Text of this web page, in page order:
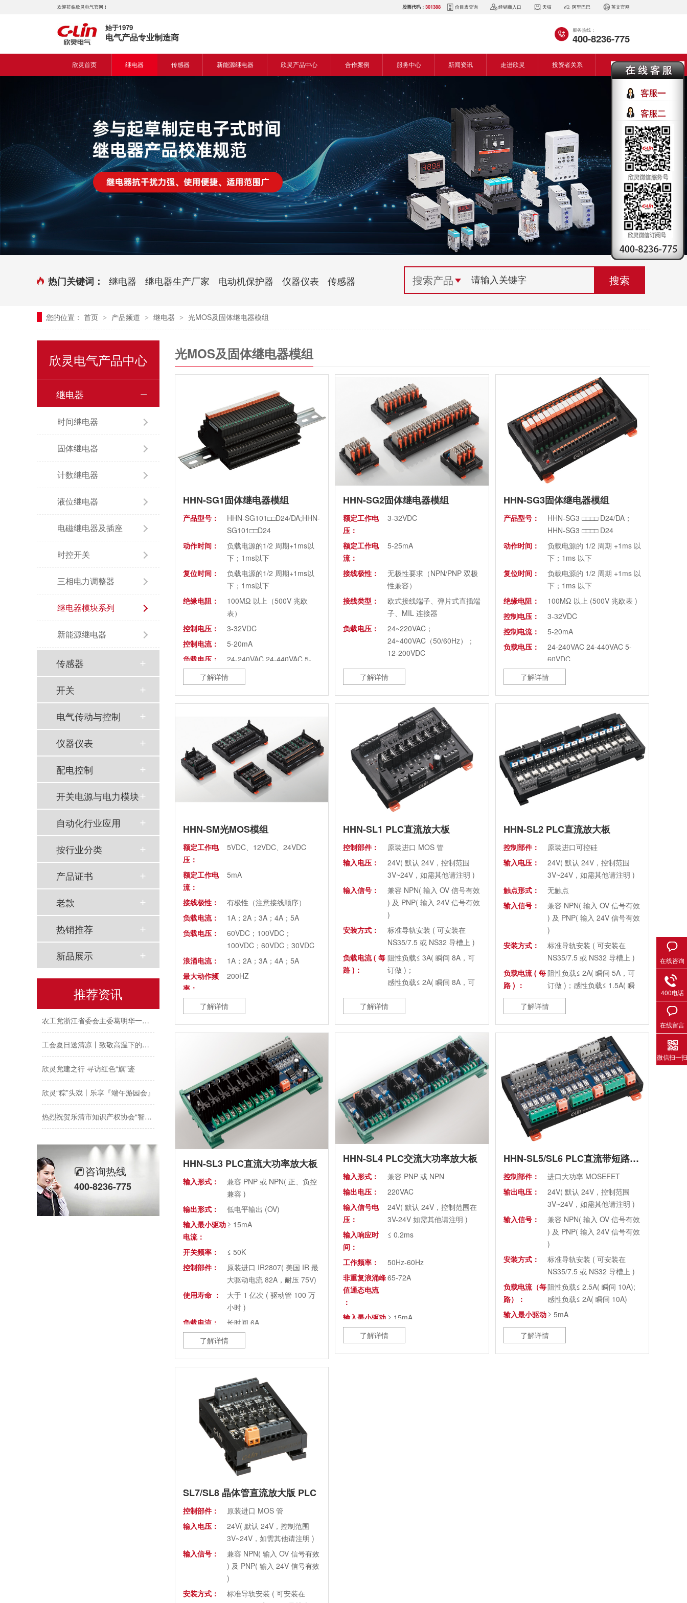
价目表查询 经销商入口 天猫 阿里巴巴 英文官网
欢迎莅临欣灵电气官网！ 股票代码：301388
始于1979
电气产品专业制造商
服务热线：
400-8236-775
欣灵首页 继电器
时间继电器
固体继电器
计数继电器
液位继电器
电磁继电器及插座
时控开关
新能源继电器
传感器
光电开关
编码器
热电偶
热电阻
新能源继电器
新能源直流继电器
欣灵产品中心
传感器
电气传动与控制
仪器仪表
开关
配电控制
合作案例
食品机械行业
机床行业
塑料机械行业
建筑机械行业
包装机械行业
纺织机械行业
服务中心
营销网络
服务热线
电商平台
下载中心
视频中心
电气百科
常见问题
技术支持
新闻资讯
新闻动态
展会资讯
电气百科
常见问答
走进欣灵
董事长致词
企业风采
专利证书
生产设备
荣誉资质
组织机构
联系欣灵
投资者关系
热门关键词： 继电器 继电器生产厂家 电动机保护器 仪器仪表 传感器
您的位置： 首页 > 产品频道 > 继电器 > 光MOS及固体继电器模组
光MOS及固体继电器模组
HHN-SG1固体继电器模组
产品型号：
HHN-SG101□□D24/DA;HHN-
SG101□□D24
动作时间：
负载电源的1/2 周期+1ms以
下；1ms以下
复位时间：
负载电源的1/2 周期+1ms以
下；1ms以下
绝缘电阻：
100MΩ 以上（500V 兆欧
表）
控制电压：
3-32VDC
控制电流：
5-20mA
负载电压：
24-240VAC 24-440VAC 5-
60VDC
负载电流：
1A 2A
通态压降：
DC≤1.2V AC≤1.6V
DC≤5mA AC≤10mA
≥1500VAC
隔离耐压：
AC2500V 50/60Hz 1分钟
了解详情
HHN-SG2固体继电器模组
额定工作电
压：
3-32VDC
额定工作电
流：
5-25mA
接线极性：
无极性要求（NPN/PNP 双极
性兼容）
接线类型：
欧式接线端子、弹片式直插端
子、MIL 连接器
负载电压：
24~220VAC；
24~400VAC（50/60Hz）；
12-200VDC
负载电流：
0.1~5A（AC-12） 0.1~5A
浪涌电流：
60A 小于 10ms 30A 小于
10ms
900V 400V
2、4、8、10、12、16、32
了解详情
HHN-SG3固体继电器模组
产品型号：
HHN-SG3 □□□□ D24/DA；
HHN-SG3 □□□□ D24
动作时间：
负载电源的 1/2 周期 +1ms 以
下；1ms 以下
复位时间：
负载电源的 1/2 周期 +1ms 以
下；1ms 以下
绝缘电阻：
100MΩ 以上 (500V 兆欧表 )
控制电压：
3-32VDC
控制电流：
5-20mA
负载电压：
24-240VAC 24-440VAC 5-
60VDC
负载电流：
1A 2A
断态漏电流：DC≤5mA AC≤10mA
AC2500V 50/60Hz 1分钟
了解详情
HHN-SM光MOS模组
额定工作电
压：
5VDC、12VDC、24VDC
额定工作电
流：
5mA
接线极性：
有极性（注意接线顺序）
负载电流：
1A；2A；3A；4A；5A
负载电压：
60VDC；100VDC；
100VDC；60VDC；30VDC
浪涌电流：
1A；2A；3A；4A；5A
最大动作频
率：
200HZ
最大压降
（-40~100%
℃）：
0~0.8V
4、8、16、32
绝缘电阻：
100MΩ（500VDC）
导通时间
（10~90%）：
0.5ms
关闭时间
（10~90%）：
0.03ms
隔离耐压：
了解详情
HHN-SL1 PLC直流放大板
控制部件：
原装进口 MOS 管
输入电压：
24V( 默认 24V，控制范围
3V~24V，如需其他请注明 )
输入信号：
兼容 NPN( 输入 OV 信号有效
) 及 PNP( 输入 24V 信号有效
)
安装方式：
标准导轨安装 ( 可安装在
NS35/7.5 或 NS32 导槽上 )
负载电流 ( 每
路 )：
阻性负载≤ 3A( 瞬间 8A，可
订做 )；
感性负载≤ 2A( 瞬间 8A，可
输入最小驱动
电流：
≥ 15mA
≥ 1 亿次
回路绝缘：
光耦隔离
短路保护：
10A
了解详情
HHN-SL2 PLC直流放大板
控制部件：
原装进口可控硅
输入电压：
24V( 默认 24V，控制范围
3V~24V，如需其他请注明 )
触点形式：
无触点
输入信号：
兼容 NPN( 输入 OV 信号有效
) 及 PNP( 输入 24V 信号有效
)
安装方式：
标准导轨安装 ( 可安装在
NS35/7.5 或 NS32 导槽上 )
负载电流 ( 每
路 ) ：
阻性负载≤ 2A( 瞬间 5A，可
订做 )；感性负载≤ 1.5A( 瞬
间 5A，可订做 )
输入最小驱动
电流 ：
≥ 15mA
机械寿命：
≥ 1 亿次
回路绝缘：
光耦隔离
短路保护：
10A
了解详情
HHN-SL3 PLC直流大功率放大板
输入形式：
兼容 PNP 或 NPN( 正、负控
兼容 )
输出形式：
低电平输出 (OV)
输入最小驱动
电流：
≥ 15mA
开关频率：
≤ 50K
控制部件：
原装进口 IR2807( 美国 IR 最
大驱动电流 82A，耐压 75V)
使用寿命 ：
大于 1 亿次 ( 驱动管 100 万
小时 )
负载电流：
长时间 6A
了解详情
HHN-SL4 PLC交流大功率放大板
输入形式：
兼容 PNP 或 NPN
输出电压：
220VAC
输入信号电
压：
24V( 默认 24V，控制范围在
3V-24V 如需其他请注明 )
输入响应时
间：
≤ 0.2ms
工作频率：
50Hz-60Hz
非重复浪涌峰
值通态电流
：
65-72A
输入最小驱动
电流：
≥ 15mA
开关频率：
≤ 50K
了解详情
HHN-SL5/SL6 PLC直流带短路保护放大板
控制部件：
进口大功率 MOSEFET
输出电压：
24V( 默认 24V，控制范围
3V~24V，如需其他请注明 )
输入信号：
兼容 NPN( 输入 OV 信号有效
) 及 PNP( 输入 24V 信号有效
)
安装方式：
标准导轨安装 ( 可安装在
NS35/7.5 或 NS32 导槽上 )
负载电流（每
路）：
阻性负载≤ 2.5A( 瞬间 10A);
感性负载≤ 2A( 瞬间 10A)
输入最小驱动
电流 ：
≥ 5mA
输入响应时
间：
≥ 0.3ms
了解详情
SL7/SL8 晶体管直流放大版 PLC
控制部件：
原装进口 MOS 管
输入电压：
24V( 默认 24V，控制范围
3V~24V，如需其他请注明 )
输入信号：
兼容 NPN( 输入 OV 信号有效
) 及 PNP( 输入 24V 信号有效
)
安装方式：
标准导轨安装 ( 可安装在
欣灵电气产品中心
继电器
时间继电器
固体继电器
计数继电器
液位继电器
电磁继电器及插座
时控开关
三相电力调整器
继电器模块系列
新能源继电器
传感器
开关
电气传动与控制
仪器仪表
配电控制
开关电源与电力模块
自动化行业应用
按行业分类
产品证书
老款
热销推荐
新品展示
推荐资讯
以母爱为名丨执扇寻夏 共赴一场美好花事
同“欣”同行 智领新程 | 欣灵电气2025年度表彰总结大会暨新年酒会成功举办！
马上欣程 同心共跃 | 欣灵电气2026年开工大吉！
咨询热线
400-8236-775
在线咨询
400电话
在线留言
微信扫一扫